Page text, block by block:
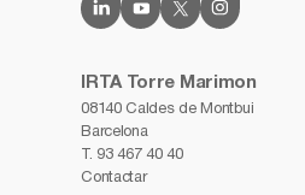
IRTA Torre Marimon
08140 Caldes de Montbui
Barcelona
T. 93 467 40 40
Contactar